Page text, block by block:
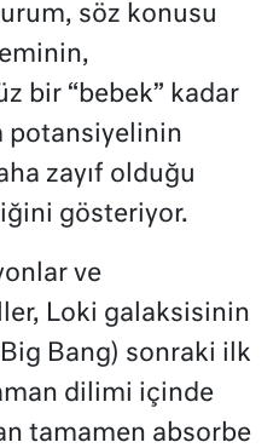
söz konusu
bir “bebek” kadar
potansiyelinin
zayıf olduğu
gösteriyor.
ve
Loki galaksisinin
Bang) sonraki ilk
dilimi içinde
tamamen absorbe